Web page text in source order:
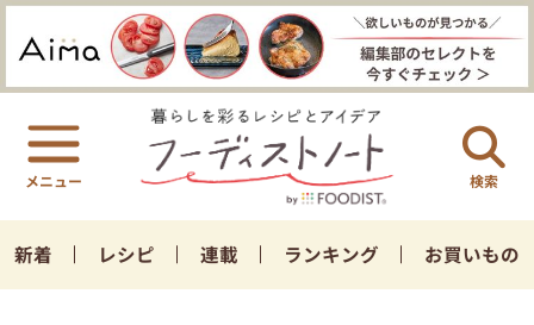
検索
新着 レシピ 連載 ランキング お買いもの